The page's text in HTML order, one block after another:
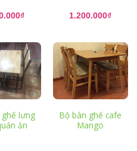
₫ 1.200.000₫
lưng
ăn
Bộ bàn ghế cafe
Mango